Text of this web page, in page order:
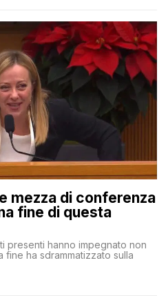
mezza di conferenza
fine di questa
presenti hanno impegnato non
ha sdrammatizzato sulla